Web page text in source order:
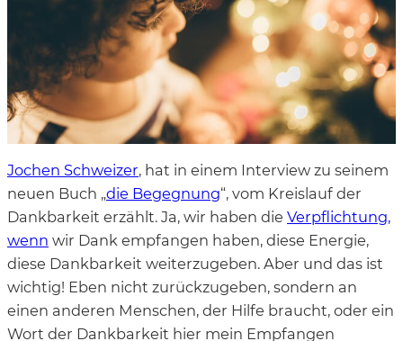
Jochen Schweizer, hat in einem Interview zu seinem
neuen Buch „die Begegnung“, vom Kreislauf der
Dankbarkeit erzählt. Ja, wir haben die Verpflichtung,
wenn wir Dank empfangen haben, diese Energie,
diese Dankbarkeit weiterzugeben. Aber und das ist
wichtig! Eben nicht zurückzugeben, sondern an
einen anderen Menschen, der Hilfe braucht, oder ein
Wort der Dankbarkeit hier mein Empfangen